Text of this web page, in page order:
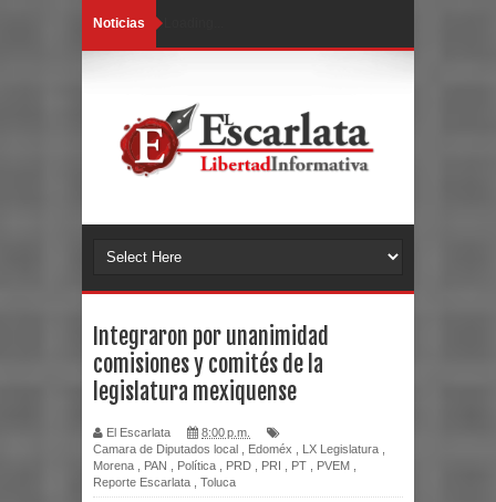
Noticias
Integraron por unanimidad
comisiones y comités de la
legislatura mexiquense
El Escarlata
8:00 p.m.
Camara de Diputados local
Edoméx LX Legislatura
Morena
PAN Política PRD PRI PT PVEM
Reporte Escarlata
Toluca